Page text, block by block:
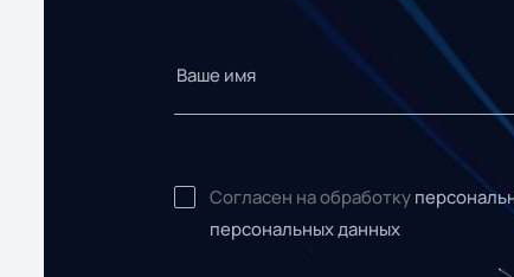
Согласен на обработку
персональных данных